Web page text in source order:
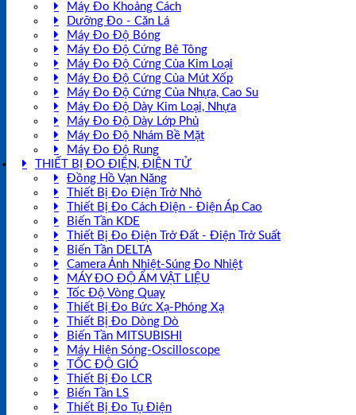
Máy Đo Khoảng Cách
Dưỡng Đo - Căn Lá
Máy Đo Độ Bóng
Máy Đo Độ Cứng Bê Tông
Máy Đo Độ Cứng Của Kim Loại
Máy Đo Độ Cứng Của Mút Xốp
Máy Đo Độ Cứng Của Nhựa, Cao Su
Máy Đo Độ Dày Kim Loại, Nhựa
Máy Đo Độ Dày Lớp Phủ
Máy Đo Độ Nhám Bề Mặt
Máy Đo Độ Rung
THIẾT BỊ ĐO ĐIỆN, ĐIỆN TỬ
Đồng Hồ Vạn Năng
Thiết Bị Đo Điện Trở Nhỏ
Thiết Bị Đo Cách Điện - Điện Áp Cao
Biến Tần KDE
Thiết Bị Đo Điện Trở Đất - Điện Trở Suất
Biến Tần DELTA
Camera Ảnh Nhiệt-Súng Đo Nhiệt
MÁY ĐO ĐỘ ẨM VẬT LIỆU
Tốc Độ Vòng Quay
Thiết Bị Đo Bức Xạ-Phóng Xạ
Thiết Bị Đo Dòng Dò
Biến Tần MITSUBISHI
Máy Hiện Sóng-Oscilloscope
TỐC ĐỘ GIÓ
Thiết Bị Đo LCR
Biến Tần LS
Thiết Bị Đo Tụ Điện